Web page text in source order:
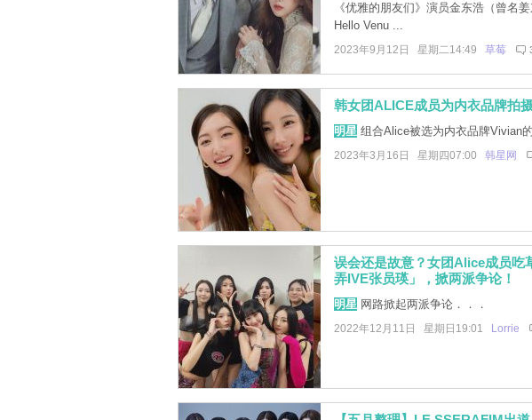
《优雅的朋友们》演员金东浩（曾名
Hello Venu ...
2023年9月12日 星期二14:49 草莓
韩女团ALICE成员为内衣品牌拍
明星组合Alice被选为内衣品牌Vivian的
2023年3月16日 星期四07:00 韩星网
误会还是故意？女团Alice成员吃
弄IVE张员瑛」，掀两派争论！
明星网路掀起两派争论．．．
2022年12月11日 星期日19:01 Lorrie